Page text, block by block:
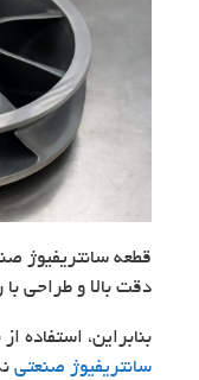
قطعه سانتریفیوژ
دقت بالا و طراحی با
بنابراین،
سانتریفیوژ صنعتی